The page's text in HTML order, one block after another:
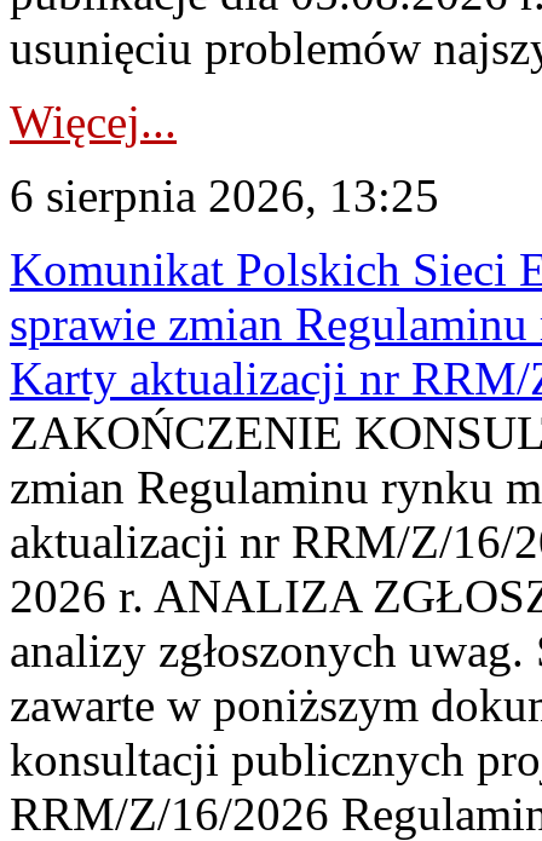
usunięciu problemów
Więcej...
6 sierpnia 2026, 13:25
Komunikat Polskich Sieci
sprawie zmian
Karty aktualizacji nr
ZAKOŃCZENIE
zmian Regulaminu rynku
aktualizacji nr RRM/Z/16/
2026 r. ANALIZA
analizy zgłoszonych
zawarte w poniższym
konsultacji publicznych
RRM/Z/16/2026